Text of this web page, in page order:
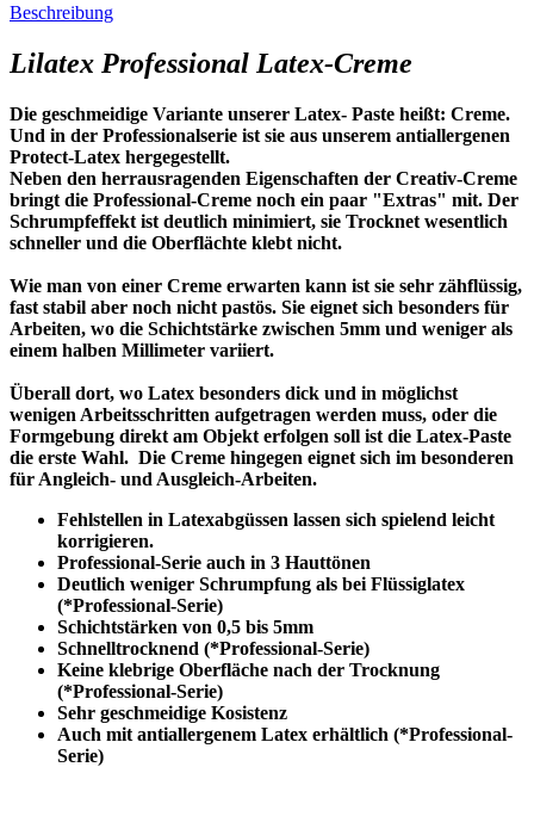
Beschreibung
Lilatex Professional Latex-Creme
Die geschmeidige Variante unserer Latex- Paste heißt: Creme.
Und in der Professionalserie ist sie aus unserem antiallergenen
Protect-Latex hergegestellt.
Neben den herrausragenden Eigenschaften der Creativ-Creme
bringt die Professional-Creme noch ein paar "Extras" mit. Der
Schrumpfeffekt ist deutlich minimiert, sie Trocknet wesentlich
schneller und die Oberflächte klebt nicht.
Wie man von einer Creme erwarten kann ist sie sehr zähflüssig,
fast stabil aber noch nicht pastös. Sie eignet sich besonders für
Arbeiten, wo die Schichtstärke zwischen 5mm und weniger als
einem halben Millimeter variiert.
Überall dort, wo Latex besonders dick und in möglichst
wenigen Arbeitsschritten aufgetragen werden muss, oder die
Formgebung direkt am Objekt erfolgen soll ist die Latex-Paste
die erste Wahl. Die Creme hingegen eignet sich im besonderen
für Angleich- und Ausgleich-Arbeiten.
Fehlstellen in Latexabgüssen lassen sich spielend leicht
korrigieren.
Professional-Serie auch in 3 Hauttönen
Deutlich weniger Schrumpfung als bei Flüssiglatex
(*Professional-Serie)
Schichtstärken von 0,5 bis 5mm
Schnelltrocknend (*Professional-Serie)
Keine klebrige Oberfläche nach der Trocknung
(*Professional-Serie)
Sehr geschmeidige Kosistenz
Auch mit antiallergenem Latex erhältlich (*Professional-
Serie)